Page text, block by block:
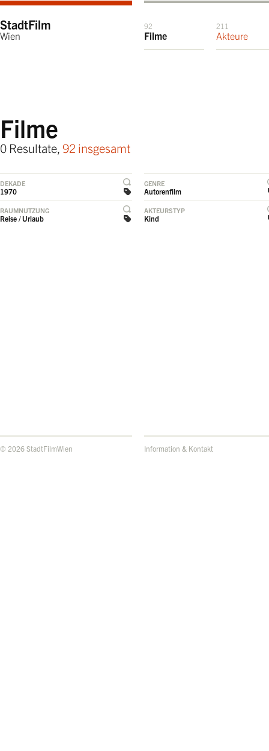
StadtFilm
Wien
92
Filme
211
Akteure
Filme
0 Resultate, 92 insgesamt
DEKADE
1970
GENRE
Autorenfilm
RAUMNUTZUNG
Reise / Urlaub
AKTEURSTYP
Kind
© 2026 StadtFilmWien Information & Kontakt